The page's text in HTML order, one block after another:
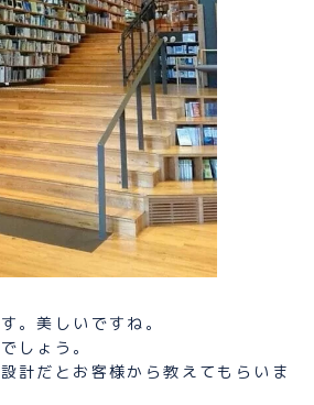
。美しいですね。
しょう。
計だとお客様から教えてもらいま